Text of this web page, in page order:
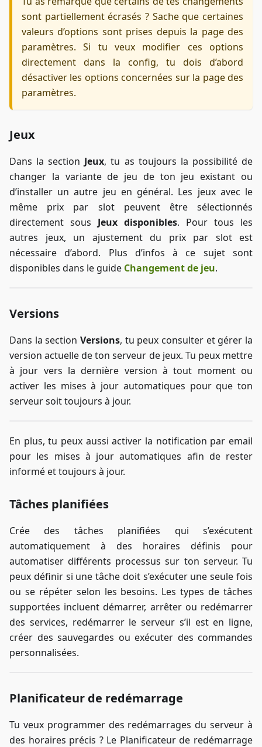
sont partiellement écrasés ? Sache que certaines
valeurs d’options sont prises depuis la page des
paramètres. Si tu veux modifier ces options
directement dans la config, tu dois d’abord
désactiver les options concernées sur la page des
paramètres.
Jeux
Dans la section Jeux, tu as toujours la possibilité de
changer la variante de jeu de ton jeu existant ou
d’installer un autre jeu en général. Les jeux avec le
même prix par slot peuvent être sélectionnés
directement sous Jeux disponibles. Pour tous les
autres jeux, un ajustement du prix par slot est
nécessaire d’abord. Plus d’infos à ce sujet sont
disponibles dans le guide Changement de jeu.
Versions
Dans la section Versions, tu peux consulter et gérer la
version actuelle de ton serveur de jeux. Tu peux mettre
à jour vers la dernière version à tout moment ou
activer les mises à jour automatiques pour que ton
serveur soit toujours à jour.
En plus, tu peux aussi activer la notification par email
pour les mises à jour automatiques afin de rester
informé et toujours à jour.
Tâches planifiées
Crée des tâches planifiées qui s’exécutent
automatiquement à des horaires définis pour
automatiser différents processus sur ton serveur. Tu
peux définir si une tâche doit s’exécuter une seule fois
ou se répéter selon les besoins. Les types de tâches
supportées incluent démarrer, arrêter ou redémarrer
des services, redémarrer le serveur s’il est en ligne,
créer des sauvegardes ou exécuter des commandes
personnalisées.
Planificateur de redémarrage
Tu veux programmer des redémarrages du serveur à
des horaires précis ? Le Planificateur de redémarrage